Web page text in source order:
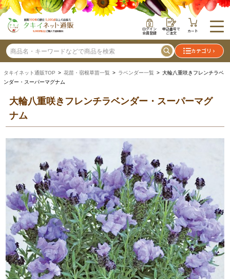
ログイン
会員登録
申込番号で
ご注文 カート
カテゴリ
タキイネット通販TOP > 花苗・宿根草苗一覧 > ラベンダー一覧 > 大輪八重咲きフレンチラベ
ンダー・スーパーマグナム
大輪八重咲きフレンチラベンダー・スーパーマグ
ナム